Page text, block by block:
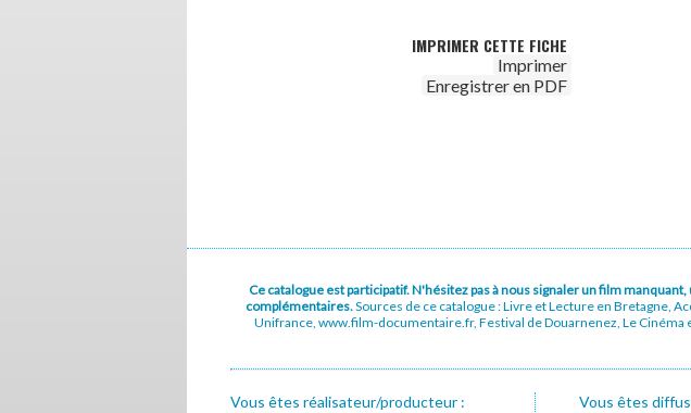
IMPRIMER CETTE FICHE
Imprimer
Enregistrer en PDF
Ce catalogue est participatif. N'hésitez pas à nous signaler un film
complémentaires.Sources de ce catalogue : Livre et Lecture en Bretagne,
Unifrance, www.film-documentaire.fr, Festival de Douarnenez, Le
Vous êtes réalisateur/producteur :
Vous êtes